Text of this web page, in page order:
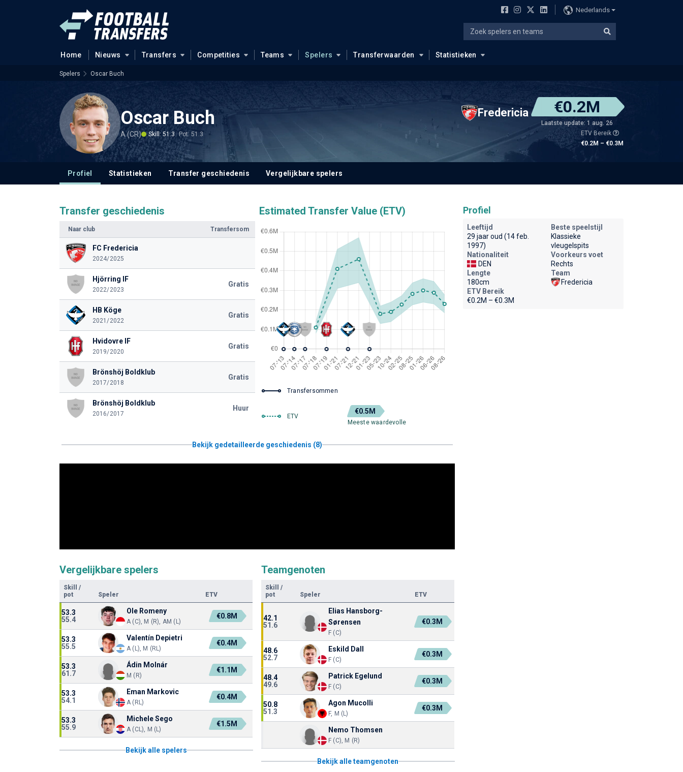
Nederlands
Home Nieuws Transfers Competities Teams Spelers Transferwaarden Statistieken
Spelers Oscar Buch
Oscar Buch
A (CR) Skill: 51.3 Pot: 51.3
Fredericia €0.2M
Laatste update: 1 aug. 26
ETV Bereik
€0.2M – €0.3M
Profiel Statistieken Transfer geschiedenis Vergelijkbare spelers
Transfer geschiedenis
Naar club Transfersom
FC Fredericia
2024/2025
Hjörring IF
2022/2023
Gratis
HB Köge
2021/2022
Gratis
Hvidovre IF
2019/2020
Gratis
Brönshöj Boldklub
2017/2018
Gratis
Brönshöj Boldklub
2016/2017
Huur
Estimated Transfer Value (ETV)
Transfersommen
ETV
€0.5M
Meeste waardevolle
Bekijk gedetailleerde geschiedenis (8)
Vergelijkbare spelers
Skill
/
pot
Speler ETV
53.3
55.4
Ole Romeny
A (C), M (R), AM (L)
€0.8M
53.3
55.5
Valentín Depietri
A (L), M (RL)
€0.4M
53.3
61.7
Ádin Molnár
M (R)
€1.1M
53.3
54.1
Eman Markovic
A (RL)
€0.4M
53.3
55.9
Michele Sego
A (CL), M (L)
€1.5M
Bekijk alle spelers
Teamgenoten
Skill
/
pot
Speler ETV
42.1
51.6
Elias Hansborg-
Sørensen
F (C)
€0.3M
48.6
52.7
Eskild Dall
F (C)
€0.3M
48.4
49.6
Patrick Egelund
F (C)
€0.3M
50.8
51.3
Agon Mucolli
F, M (L)
€0.3M
Nemo Thomsen
F (C), M (R)
Bekijk alle teamgenoten
Profiel
Leeftijd
29 jaar oud (14 feb.
1997)
Beste speelstijl
Klassieke
vleugelspits
Nationaliteit
DEN
Voorkeurs voet
Rechts
Lengte
180cm
Team
Fredericia
ETV Bereik
€0.2M – €0.3M